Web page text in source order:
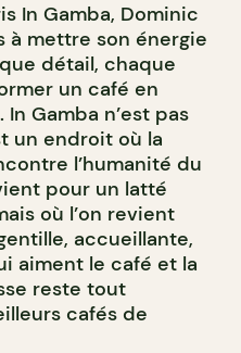
In Gamba, Dominic
à mettre son énergie
détail, chaque
un café en
Gamba n’est pas
un endroit où la
l’humanité du
pour un latté
où l’on revient
accueillante,
aiment le café et la
reste tout
cafés de